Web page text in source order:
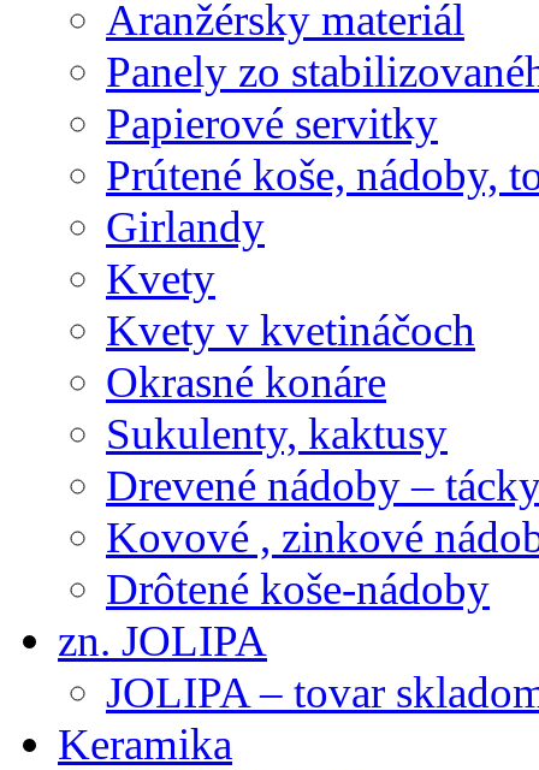
Aranžérsky materiál
Panely zo
Papierové servitky
Prútené koše, nádoby,
Girlandy
Kvety
Kvety v kvetináčoch
Okrasné konáre
Sukulenty, kaktusy
Drevené nádoby –
Kovové , zinkové
Drôtené koše-nádoby
zn. JOLIPA
JOLIPA – tovar
Keramika